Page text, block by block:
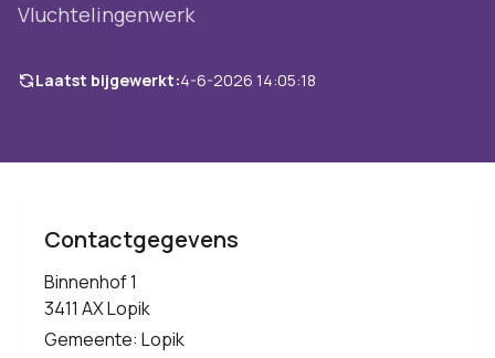
Vluchtelingenwerk
Laatst bijgewerkt:4-6-2026 14:05:18
Contactgegevens
Binnenhof 1
3411 AX Lopik
Gemeente: Lopik